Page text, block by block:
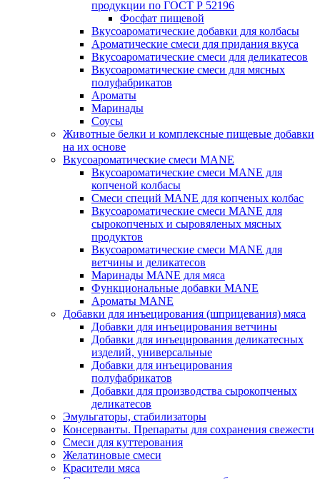
продукции по ГОСТ Р 52196
Фосфат пищевой
Вкусоароматические добавки для колбасы
Ароматические смеси для придания вкуса
Вкусоароматические смеси для деликатесов
Вкусоароматические смеси для мясных
полуфабрикатов
Ароматы
Маринады
Соусы
Животные белки и комплексные пищевые добавки
на их основе
Вкусоароматические смеси MANE
Вкусоароматические смеси MANE для
копченой колбасы
Смеси специй MANE для копченых колбас
Вкусоароматические смеси MANE для
сырокопченых и сыровяленых мясных
продуктов
Вкусоароматические смеси MANE для
ветчины и деликатесов
Маринады MANE для мяса
Функциональные добавки MANE
Ароматы MANE
Добавки для инъецирования (шприцевания) мяса
Добавки для инъецирования ветчины
Добавки для инъецирования деликатесных
изделий, универсальные
Добавки для инъецирования
полуфабрикатов
Добавки для производства сырокопченых
деликатесов
Эмульгаторы, стабилизаторы
Консерванты. Препараты для сохранения свежести
Смеси для куттерования
Желатиновые смеси
Красители мяса